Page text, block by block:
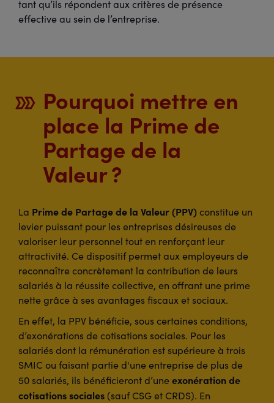
tant qu’ils répondent aux critères de présence
effective au sein de l’entreprise.
Pourquoi mettre en
place la Prime de
Partage de la
Valeur ?
La Prime de Partage de la Valeur (PPV)constitue un
levier puissant pour les entreprises désireuses de
valoriser leur personnel tout en renforçant leur
attractivité. Ce dispositif permet aux employeurs de
reconnaître concrètement la contribution de leurs
salariés à la réussite collective, en offrant une prime
nette grâce à ses avantages fiscaux et sociaux.
En effet, la PPV bénéficie, sous certaines conditions,
d’exonérations de cotisations sociales. Pour les
salariés dont la rémunération est supérieure à trois
SMIC ou faisant partie d'une entreprise de plus de
50 salariés, ils bénéficieront d’uneexonération de
cotisations sociales (sauf CSG et CRDS). En